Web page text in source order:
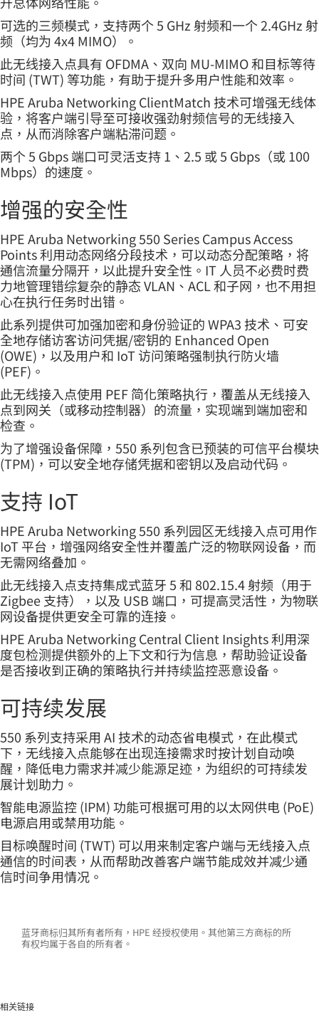
可选的三频模式，支持两个 5 GHz 射频和一个 2.4GHz 射
频（均为 4x4 MIMO）。
此无线接入点具有 OFDMA、双向 MU-MIMO 和目标等待
时间 (TWT) 等功能，有助于提升多用户性能和效率。
HPE Aruba Networking ClientMatch 技术可增强无线体
验，将客户端引导至可接收强劲射频信号的无线接入
点，从而消除客户端粘滞问题。
两个 5 Gbps 端口可灵活支持 1、2.5 或 5 Gbps（或 100
Mbps）的速度。
增强的安全性
HPE Aruba Networking 550 Series Campus Access
Points 利用动态网络分段技术，可以动态分配策略，将
通信流量分隔开，以此提升安全性。IT 人员不必费时费
力地管理错综复杂的静态 VLAN、ACL 和子网，也不用担
心在执行任务时出错。
此系列提供可加强加密和身份验证的 WPA3 技术、可安
全地存储访客访问凭据/密钥的 Enhanced Open
(OWE)，以及用户和 IoT 访问策略强制执行防火墙
(PEF)。
此无线接入点使用 PEF 简化策略执行，覆盖从无线接入
点到网关（或移动控制器）的流量，实现端到端加密和
检查。
为了增强设备保障，550 系列包含已预装的可信平台模块
(TPM)，可以安全地存储凭据和密钥以及启动代码。
支持 IoT
HPE Aruba Networking 550 系列园区无线接入点可用作
IoT 平台，增强网络安全性并覆盖广泛的物联网设备，而
无需网络叠加。
此无线接入点支持集成式蓝牙 5 和 802.15.4 射频（用于
Zigbee 支持），以及 USB 端口，可提高灵活性，为物联
网设备提供更安全可靠的连接。
HPE Aruba Networking Central Client Insights 利用深
度包检测提供额外的上下文和行为信息，帮助验证设备
是否接收到正确的策略执行并持续监控恶意设备。
可持续发展
550 系列支持采用 AI 技术的动态省电模式，在此模式
下，无线接入点能够在出现连接需求时按计划自动唤
醒，降低电力需求并减少能源足迹，为组织的可持续发
展计划助力。
智能电源监控 (IPM) 功能可根据可用的以太网供电 (PoE)
电源启用或禁用功能。
目标唤醒时间 (TWT) 可以用来制定客户端与无线接入点
通信的时间表，从而帮助改善客户端节能成效并减少通
信时间争用情况。
蓝牙商标归其所有者所有，HPE 经授权使用。其他第三方商标的所
有权均属于各自的所有者。
相关链接